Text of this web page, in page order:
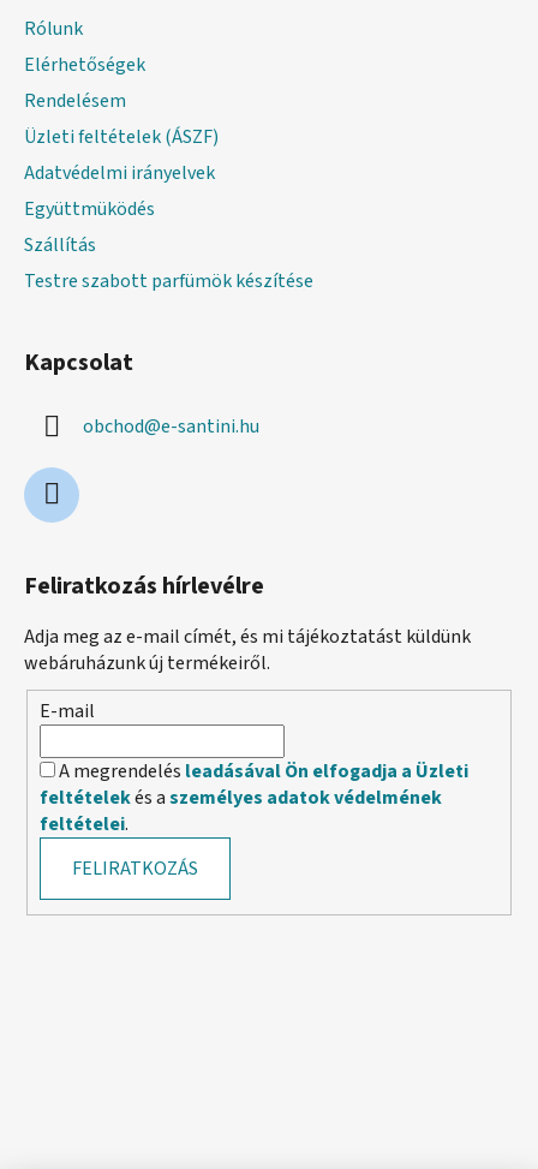
Rólunk
Elérhetőségek
Rendelésem
Üzleti feltételek (ÁSZF)
Adatvédelmi irányelvek
Együttmüködés
Szállítás
Testre szabott parfümök készítése
Kapcsolat
obchod@e-santini.hu
Feliratkozás hírlevélre
Adja meg az e-mail címét, és mi tájékoztatást küldünk
webáruházunk új termékeiről.
E-mail
A megrendelés leadásával Ön elfogadja a Üzleti
feltételekés aszemélyes adatok védelmének
feltételei.
FELIRATKOZÁS